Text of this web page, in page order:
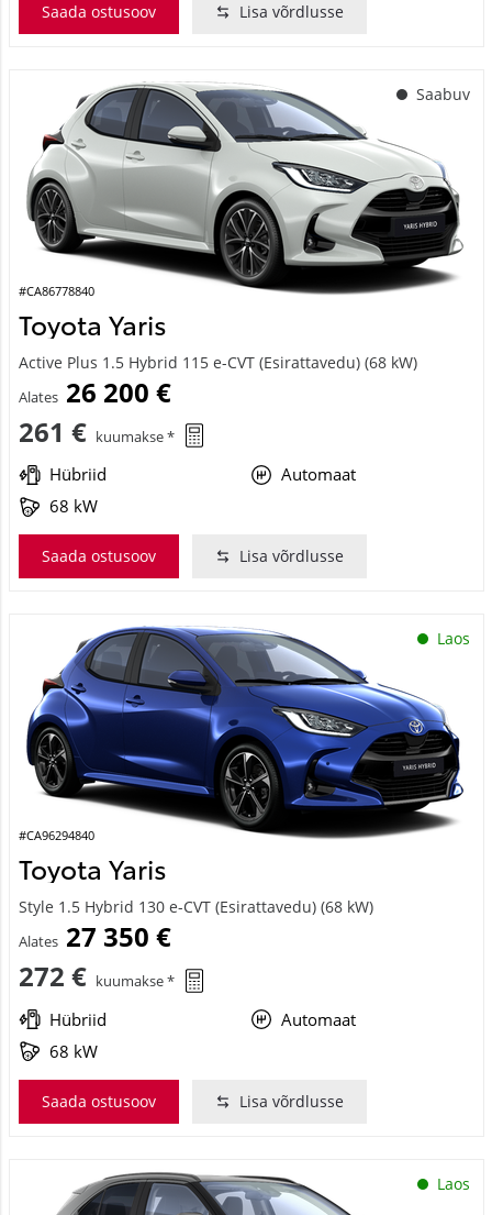
Saada ostusoov Lisa võrdlusse
Saabuv
#CA86778840
Toyota Yaris
Active Plus 1.5 Hybrid 115 e-CVT (Esirattavedu) (68 kW)
Alates 26 200 €
261 € kuumakse *
Hübriid
Automaat
68 kW
Saada ostusoov Lisa võrdlusse
Laos
#CA96294840
Toyota Yaris
Style 1.5 Hybrid 130 e-CVT (Esirattavedu) (68 kW)
Alates 27 350 €
272 € kuumakse *
Hübriid
Automaat
68 kW
Saada ostusoov Lisa võrdlusse
Laos